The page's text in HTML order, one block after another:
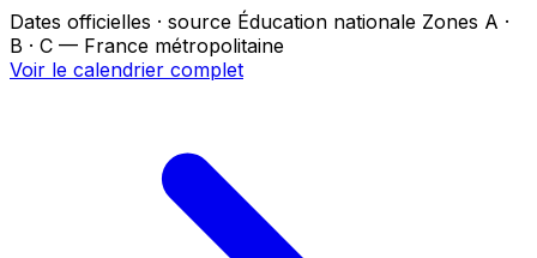
Dates officielles · source Éducation nationale Zones A ·
B · C — France métropolitaine
Voir le calendrier complet